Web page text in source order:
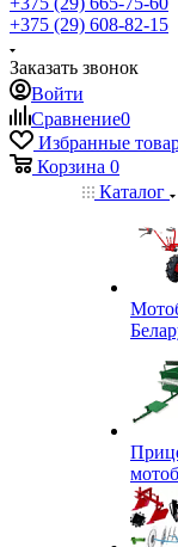
+375 (29) 608-82-15
Заказать звонок
Войти
Сравнение0
Избранные
Корзина 0
Каталог